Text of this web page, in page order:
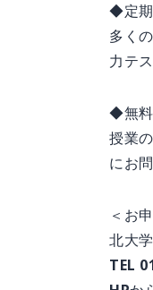
◆定
多く
力テ
◆無
授業
にお
＜お
北大
TEL